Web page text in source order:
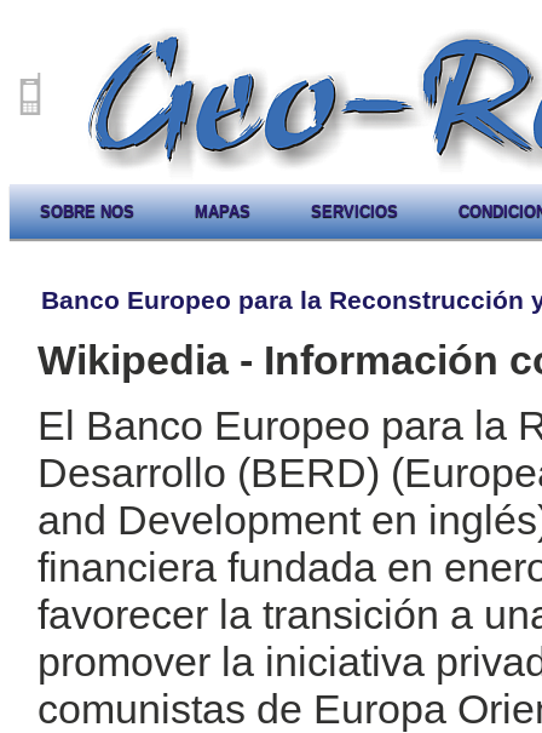
SOBRE NOS MAPAS SERVICIOS
Banco Europeo para la Reconstrucción
Wikipedia - Información
El Banco Europeo para la
Desarrollo (BERD)
and Development en
financiera fundada en
favorecer la transición a
promover la iniciativa
comunistas de Europa